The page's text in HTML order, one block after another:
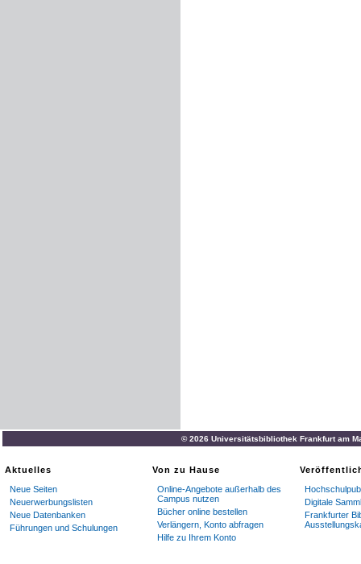
© 2026 Universitätsbibliothek Frankfurt am
Aktuelles
Neue Seiten
Neuerwerbungslisten
Neue Datenbanken
Führungen und Schulungen
Von zu Hause
Online-Angebote außerhalb des
Campus nutzen
Bücher online bestellen
Verlängern, Konto abfragen
Hilfe zu Ihrem Konto
Digitale
Frankfurter